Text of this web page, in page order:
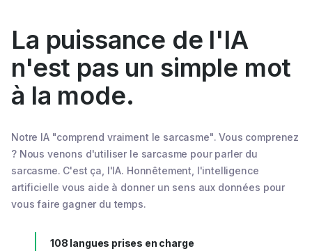
La puissance de l'IA
n'est pas un simple mot
à la mode.
Notre IA "comprend vraiment le sarcasme". Vous comprenez
? Nous venons d'utiliser le sarcasme pour parler du
sarcasme. C'est ça, l'IA. Honnêtement, l'intelligence
artificielle vous aide à donner un sens aux données pour
vous faire gagner du temps.
108 langues prises en charge